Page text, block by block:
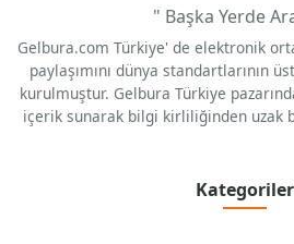
" Başka Yerde
Gelbura.com Türkiye' de elektronik
paylaşımını dünya standartlarının
kurulmuştur. Gelbura Türkiye
içerik sunarak bilgi kirliliğinden uzak
Kategoriler